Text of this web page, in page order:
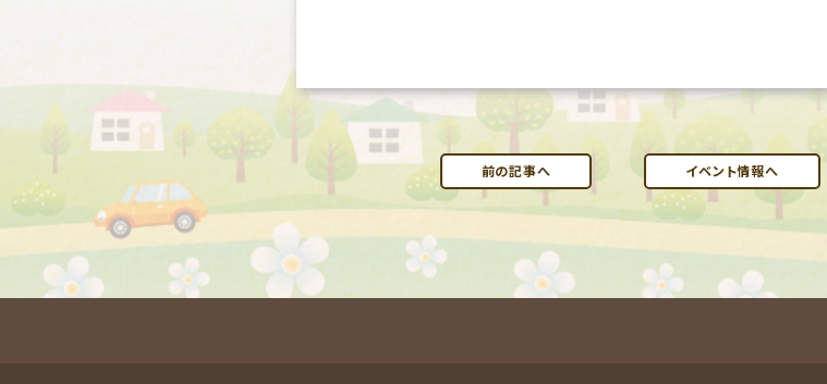
前の記事へ イベント情報へ